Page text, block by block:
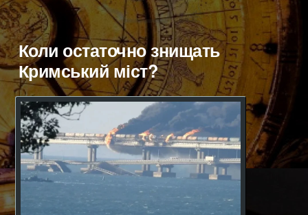
Коли остаточно знищать
Кримський міст?